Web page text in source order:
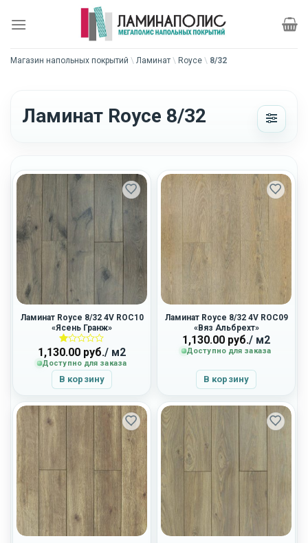
Магазин напольных покрытий \ Ламинат \ Royce \ 8/32
Ламинат Royce 8/32
Ламинат Royce 8/32 4V ROC10
«Ясень Гранж»
Оценка
1.00
из
5
1,130.00 руб./ м2
Доступно для заказа
В корзину
Ламинат Royce 8/32 4V ROC09
«Вяз Альбрехт»
1,130.00 руб./ м2
Доступно для заказа
В корзину